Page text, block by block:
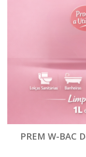
PREM W-BAC